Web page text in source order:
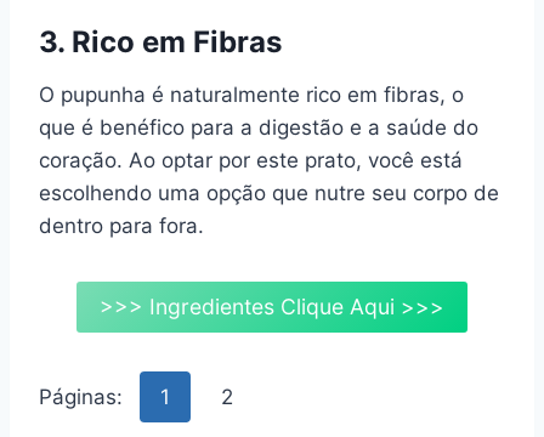
3. Rico em Fibras
O pupunha é naturalmente rico em fibras, o
que é benéfico para a digestão e a saúde do
coração. Ao optar por este prato, você está
escolhendo uma opção que nutre seu corpo de
dentro para fora.
>>> Ingredientes Clique Aqui >>>
Páginas: 1 2